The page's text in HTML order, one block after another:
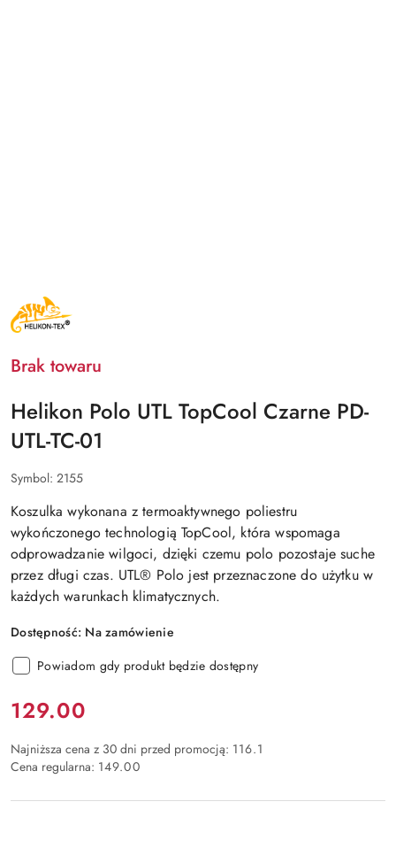
NAZWA
PRODUCENTA:
HELIKON
Brak towaru
Helikon Polo UTL TopCool Czarne PD-
UTL-TC-01
Symbol: 2155
Koszulkawykonana z termoaktywnego poliestru
wykończonego technologią TopCool, która wspomaga
odprowadzanie wilgoci, dzięki czemu polo pozostaje suche
przez długi czas. UTL® Polo jest przeznaczone do użytku w
każdych warunkach klimatycznych.
Dostępność: Na zamówienie
Powiadom gdy produkt będzie dostępny
Cena:
129.00
Najniższa cena z 30 dni przed promocją: 116.1
Cena regularna: 149.00